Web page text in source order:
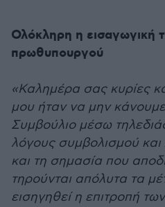
Ολόκληρη η εισαγωγική
πρωθυπουργού
«Καλημέρα σας κυρίες
μου ήταν να μην
Συμβούλιο μέσω
λόγους συμβολισμού
και τη σημασία που
τηρούνται απόλυτα τα
εισηγηθεί η επιτροπή